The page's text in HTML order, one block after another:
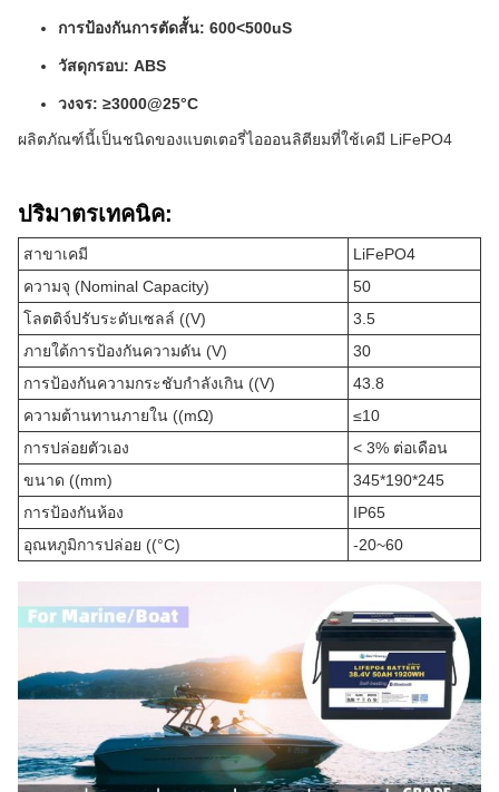
การป้องกันการตัดสั้น: 600<500uS
วัสดุกรอบ: ABS
วงจร: ≥3000@25°C
ผลิตภัณฑ์นี้เป็นชนิดของแบตเตอรี่ไอออนลิตียมที่ใช้เคมี LiFePO4
ปริมาตรเทคนิค:
สาขาเคมี
LiFePO4
ความจุ (Nominal Capacity)
50
โลตติจ์ปรับระดับเซลล์ ((V)
3.5
ภายใต้การป้องกันความดัน (V)
30
การป้องกันความกระชับกําลังเกิน ((V)
43.8
ความต้านทานภายใน ((mΩ)
≤10
การปล่อยตัวเอง
< 3% ต่อเดือน
ขนาด ((mm)
345*190*245
การป้องกันห้อง
IP65
อุณหภูมิการปล่อย ((°C)
-20~60